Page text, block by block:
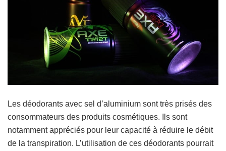
Les déodorants avec sel d’aluminium sont très prisés des
consommateurs des produits cosmétiques. Ils sont
notamment appréciés pour leur capacité à réduire le débit
de la transpiration. L’utilisation de ces déodorants pourrait